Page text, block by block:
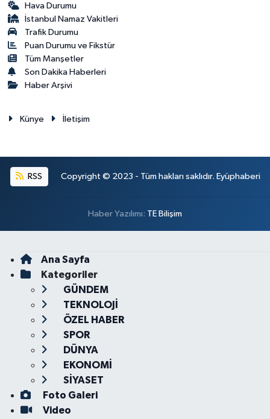
Hava Durumu
İstanbul Namaz Vakitleri
Trafik Durumu
Puan Durumu ve Fikstür
Tüm Manşetler
Son Dakika Haberleri
Haber Arşivi
Künye İletişim
RSS Copyright © 2023 - Tüm hakları saklıdır. Eyüphaberi
Haber Yazılımı: TE Bilişim
Ana Sayfa
Kategoriler
GÜNDEM
TEKNOLOJİ
ÖZEL HABER
SPOR
DÜNYA
EKONOMİ
SİYASET
Foto Galeri
Video